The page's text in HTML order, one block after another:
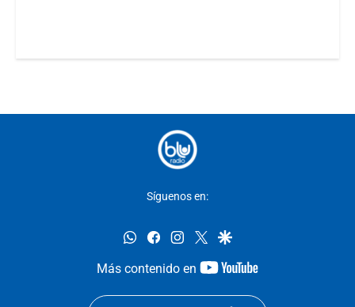
Síguenos en:
whatsappfacebookinstagram
twittergoogle
Más contenido en
youtube-